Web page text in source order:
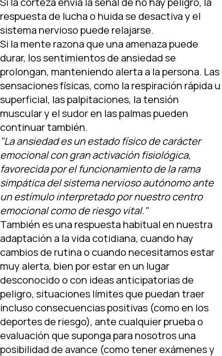
respuesta de lucha o huida se desactiva y el
sistema nervioso puede relajarse.
Si la mente razona que una amenaza puede
durar, los sentimientos de ansiedad se
prolongan, manteniendo alerta a la persona. Las
sensaciones físicas, como la respiración rápida u
superficial, las palpitaciones, la tensión
muscular y el sudor en las palmas pueden
continuar también.
"La ansiedad es un estado físico de carácter
emocional con gran activación fisiológica,
favorecida por el funcionamiento de la rama
simpática del sistema nervioso autónomo ante
un estímulo interpretado por nuestro centro
emocional como de riesgo vital."
También es una respuesta habitual en nuestra
adaptación a la vida cotidiana, cuando hay
cambios de rutina o cuando necesitamos estar
muy alerta, bien por estar en un lugar
desconocido o con ideas anticipatorias de
peligro, situaciones límites que puedan traer
incluso consecuencias positivas (como en los
deportes de riesgo), ante cualquier prueba o
evaluación que suponga para nosotros una
posibilidad de avance (como tener exámenes y